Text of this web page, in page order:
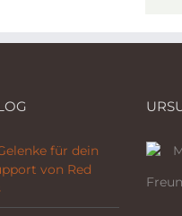
für dein
von Red